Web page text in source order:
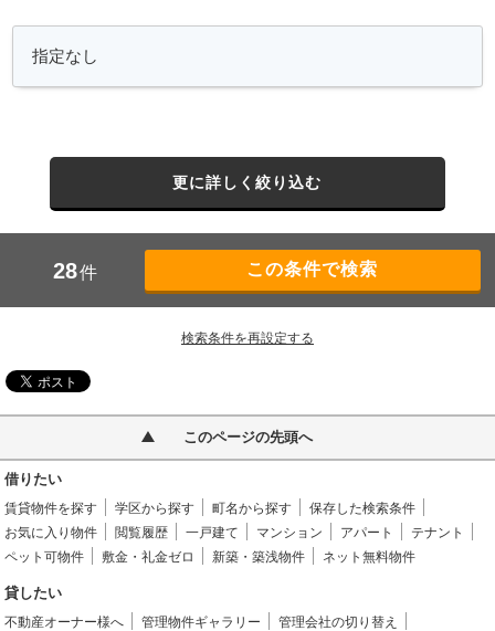
更に詳しく絞り込む
28件
検索条件を再設定する
このページの先頭へ
借りたい
賃貸物件を探す 学区から探す 町名から探す
保存した検索条件
お気に入り物件
閲覧履歴 一戸建て マンション アパート
テナント
ペット可物件
敷金・礼金ゼロ 新築・築浅物件 ネット無料物件
貸したい
不動産オーナー様へ 管理物件ギャラリー
管理会社の切り替え